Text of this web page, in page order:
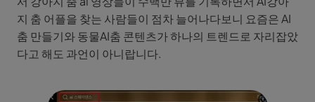
지 춤 어플을 찾는 사람들이 점차 늘어나다보니 요즘은 AI
춤 만들기와 동물AI춤 콘텐츠가 하나의 트렌드로 자리잡았
다고 해도 과언이 아니랍니다.